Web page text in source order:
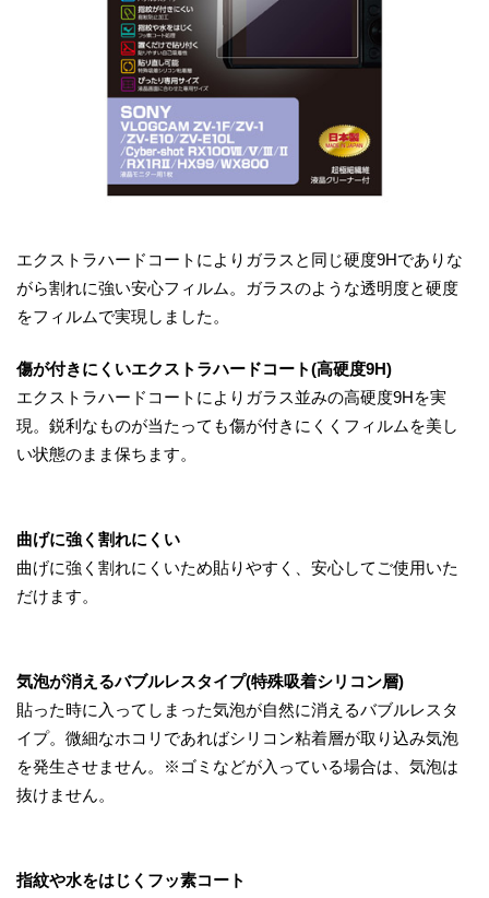
エクストラハードコートによりガラスと同じ硬度9Hでありな
がら割れに強い安心フィルム。ガラスのような透明度と硬度
をフィルムで実現しました。
傷が付きにくいエクストラハードコート(高硬度9H)
エクストラハードコートによりガラス並みの高硬度9Hを実
現。鋭利なものが当たっても傷が付きにくくフィルムを美し
い状態のまま保ちます。
曲げに強く割れにくい
曲げに強く割れにくいため貼りやすく、安心してご使用いた
だけます。
気泡が消えるバブルレスタイプ(特殊吸着シリコン層)
貼った時に入ってしまった気泡が自然に消えるバブルレスタ
イプ。微細なホコリであればシリコン粘着層が取り込み気泡
を発生させません。※ゴミなどが入っている場合は、気泡は
抜けません。
指紋や水をはじくフッ素コート